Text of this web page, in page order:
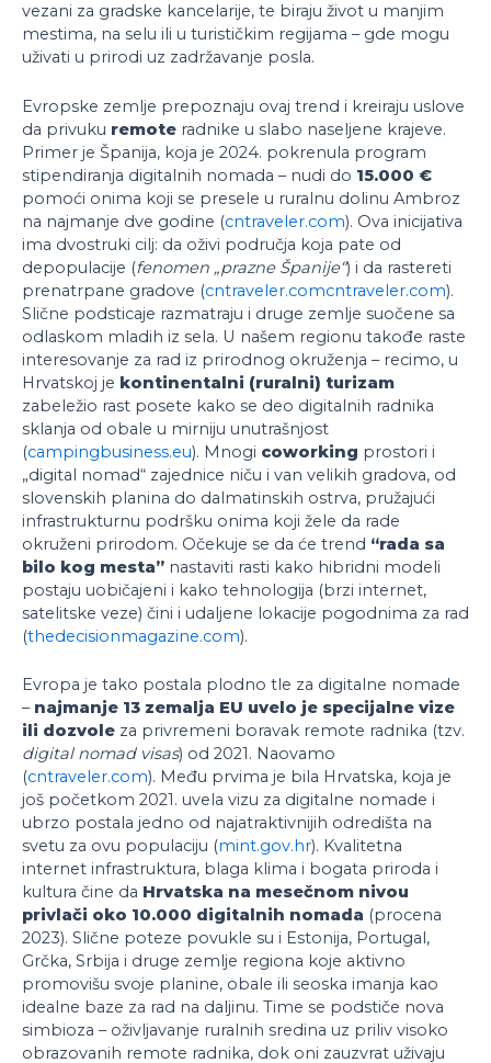
vezani za gradske kancelarije, te biraju život u manjim
mestima, na selu ili u turističkim regijama – gde mogu
uživati u prirodi uz zadržavanje posla.
Evropske zemlje prepoznaju ovaj trend i kreiraju uslove
da privuku remote radnike u slabo naseljene krajeve.
Primer je Španija, koja je 2024. pokrenula program
stipendiranja digitalnih nomada – nudi do 15.000 €
pomoći onima koji se presele u ruralnu dolinu Ambroz
na najmanje dve godine (cntraveler.com). Ova inicijativa
ima dvostruki cilj: da oživi područja koja pate od
depopulacije (fenomen „prazne Španije“) i da rastereti
prenatrpane gradove (cntraveler.comcntraveler.com).
Slične podsticaje razmatraju i druge zemlje suočene sa
odlaskom mladih iz sela. U našem regionu takođe raste
interesovanje za rad iz prirodnog okruženja – recimo, u
Hrvatskoj je kontinentalni (ruralni) turizam
zabeležio rast posete kako se deo digitalnih radnika
sklanja od obale u mirniju unutrašnjost
(campingbusiness.eu). Mnogi coworking prostori i
„digital nomad“ zajednice niču i van velikih gradova, od
slovenskih planina do dalmatinskih ostrva, pružajući
infrastrukturnu podršku onima koji žele da rade
okruženi prirodom. Očekuje se da će trend “rada sa
bilo kog mesta” nastaviti rasti kako hibridni modeli
postaju uobičajeni i kako tehnologija (brzi internet,
satelitske veze) čini i udaljene lokacije pogodnima za rad
(thedecisionmagazine.com).
Evropa je tako postala plodno tle za digitalne nomade
– najmanje 13 zemalja EU uvelo je specijalne vize
ili dozvole za privremeni boravak remote radnika (tzv.
digital nomad visas) od 2021. Naovamo
(cntraveler.com). Među prvima je bila Hrvatska, koja je
još početkom 2021. uvela vizu za digitalne nomade i
ubrzo postala jedno od najatraktivnijih odredišta na
svetu za ovu populaciju (mint.gov.hr). Kvalitetna
internet infrastruktura, blaga klima i bogata priroda i
kultura čine da Hrvatska na mesečnom nivou
privlači oko 10.000 digitalnih nomada (procena
2023). Slične poteze povukle su i Estonija, Portugal,
Grčka, Srbija i druge zemlje regiona koje aktivno
promovišu svoje planine, obale ili seoska imanja kao
idealne baze za rad na daljinu. Time se podstiče nova
simbioza – oživljavanje ruralnih sredina uz priliv visoko
obrazovanih remote radnika, dok oni zauzvrat uživaju